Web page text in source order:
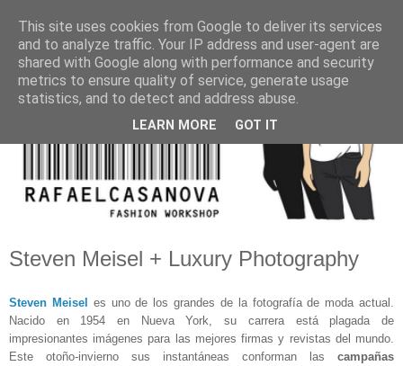
Steven Meisel + Luxury Photography
Steven Meisel
es uno de los grandes de la fotografía de moda actual.
Nacido en 1954 en Nueva York, su carrera está plagada de
impresionantes imágenes para las mejores firmas y revistas del mundo.
Este otoño-invierno sus instantáneas conforman las campañas
This site uses cookies from Google to deliver its services
and to analyze traffic. Your IP address and user-agent are
shared with Google along with performance and security
metrics to ensure quality of service, generate usage
statistics, and to detect and address abuse.
LEARN MORE GOT IT